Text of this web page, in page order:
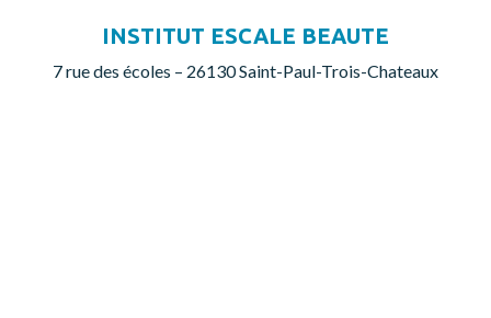
INSTITUT ESCALE BEAUTE
7 rue des écoles – 26130 Saint-Paul-Trois-Chateaux